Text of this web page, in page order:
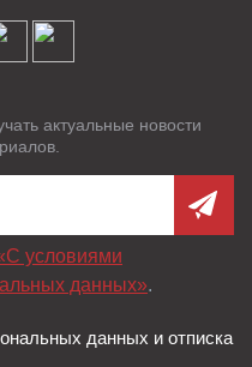
актуальные новости
условиями
данных».
данных и отписка